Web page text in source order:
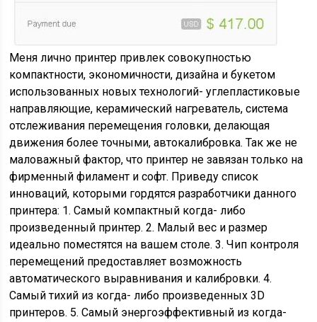
Меня лично принтер привлек совокупностью
компактности, экономичности, дизайна и букетом
использованных новых технологий- углепластиковые
направляющие, керамический нагреватель, система
отслеживания перемещения головки, делающая
движения более точными, автокалибровка. Так же не
маловажный фактор, что принтер не завязан только на
фирменный филамент и софт. Приведу список
инноваций, которыми гордятся разработчики данного
принтера: 1. Самый компактный когда- либо
произведенный принтер. 2. Малый вес и размер
идеально поместятся на вашем столе. 3. Чип контроля
перемещений предоставляет возможность
автоматического выравнивания и калибровки. 4.
Самый тихий из когда- либо произведенных 3D
принтеров. 5. Самый энергоэффективный из когда-